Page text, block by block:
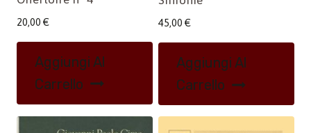
20,00 €
Aggiungi Al
Carrello
45,00 €
Aggiungi Al
Carrello